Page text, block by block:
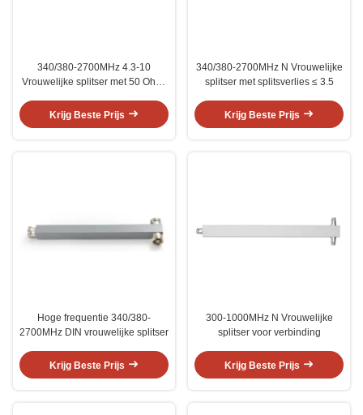
340/380-2700MHz 4.3-10
Vrouwelijke splitser met 50 Ohm-
Krijg Beste Prijs
340/380-2700MHz N Vrouwelijke
splitser met splitsverlies ≤ 3.5
Krijg Beste Prijs
Hoge frequentie 340/380-
2700MHz DIN vrouwelijke splitser
Krijg Beste Prijs
300-1000MHz N Vrouwelijke
splitser voor verbinding
Krijg Beste Prijs